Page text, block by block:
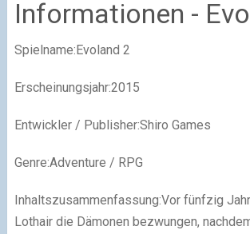
Informationen -
Spielname:Evoland 2
Erscheinungsjahr:2015
Entwickler / Publisher:Shiro Games
Genre:Adventure / RPG
Inhaltszusammenfassung:Vor fünfzig
Lothair die Dämonen bezwungen,